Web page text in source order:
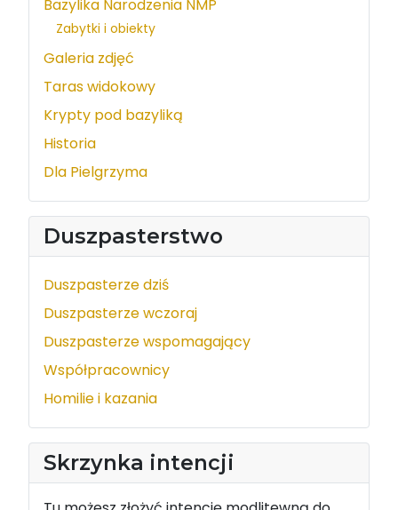
Bazylika Narodzenia NMP
Zabytki i obiekty
Galeria zdjęć
Taras widokowy
Krypty pod bazyliką
Historia
Dla Pielgrzyma
Duszpasterstwo
Duszpasterze dziś
Duszpasterze wczoraj
Duszpasterze wspomagający
Współpracownicy
Homilie i kazania
Skrzynka intencji